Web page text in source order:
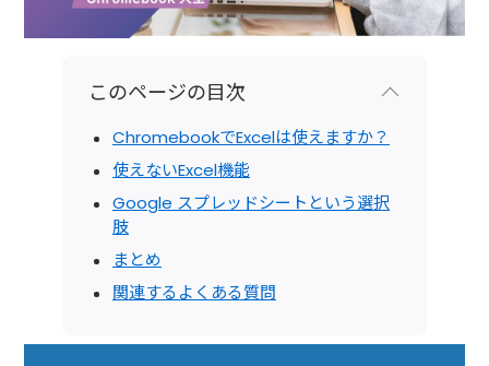
このページの目次
ChromebookでExcelは使えますか？
使えないExcel機能
Google スプレッドシートという選択
肢
まとめ
関連するよくある質問